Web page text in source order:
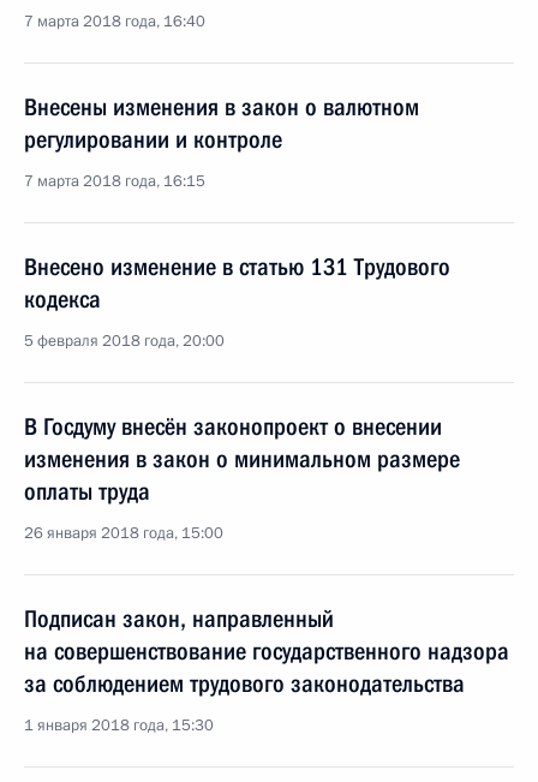
7 марта 2018 года, 16:40
Внесены изменения в закон о валютном
регулировании и контроле
7 марта 2018 года, 16:15
Внесено изменение в статью 131 Трудового
кодекса
5 февраля 2018 года, 20:00
В Госдуму внесён законопроект о внесении
изменения в закон о минимальном размере
оплаты труда
26 января 2018 года, 15:00
Подписан закон, направленный
на совершенствование государственного надзора
за соблюдением трудового законодательства
1 января 2018 года, 15:30